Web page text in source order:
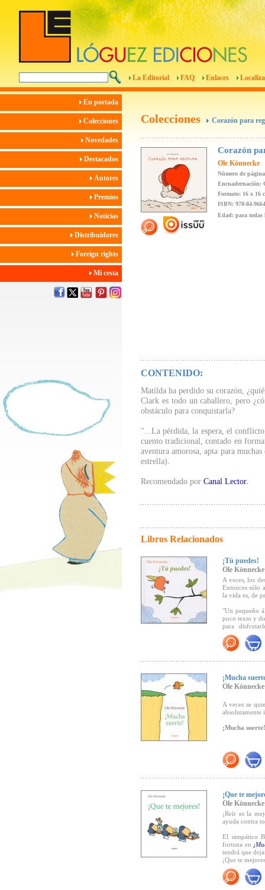
La Editorial FAQ Enlaces
En portada
Colecciones
Novedades
Destacados
Autores
Premios
Noticias
Distribuidores
Foreign rights
Mi cesta
Colecciones Corazón para
Corazón
Ole Könnecke
Número de
Encuadernación:
Formato: 16 x 16
ISBN: 978-84-
Edad: para todas
CONTENIDO:
Matilda ha perdido su corazón,
Clark es todo un caballero, pero
obstáculo para conquistarla?
"...La pérdida, la espera, el
cuento tradicional, contado en
aventura amorosa, apta para
estrella).
Recomendado por Canal Lector.
Libros Relacionados
¡Tú puedes!
Ole Könnecke
A veces, los
Entonces sólo
la vida es, de
"Un pequeño
poco texto y
para
Lectora)
¡Mucha
Ole Könnecke
A veces se
absolutamente
¡Mucha suerte!
¡Que te
Ole Könnecke
¡Reír es la
ayuda contra
El simpático
fortuna en
tendrá que
¡Que te